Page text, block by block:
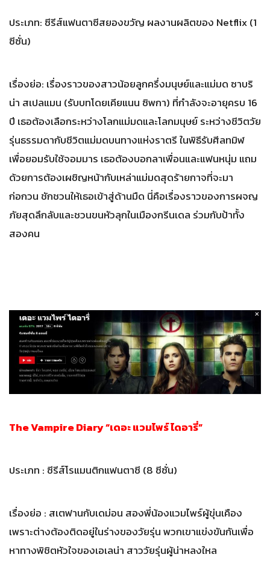
ประเภท: ซีรีส์แฟนตาซีสยองขวัญ ผลงานผลิตของ Netflix (1
ซีซั่น)
เรื่องย่อ: เรื่องราวของสาวน้อยลูกครึ่งมนุษย์และแม่มด ซาบริ
น่า สเปลแมน (รับบทโดยเคียแนน ซิพกา) ที่กำลังจะอายุครบ 16
ปี เธอต้องเลือกระหว่างโลกแม่มดและโลกมนุษย์ ระหว่างชีวิตวัย
รุ่นธรรมดากับชีวิตแม่มดบนทางแห่งราตรี ในพิธีรับศีลทมิฬ
เพื่อยอมรับใช้จอมมาร เธอต้องบอกลาเพื่อนและแฟนหนุ่ม แถม
ด้วยการต้องเผชิญหน้ากับเหล่าแม่มดสุดร้ายกาจที่จะมา
ก่อกวน ชักชวนให้เธอเข้าสู่ด้านมืด นี่คือเรื่องราวของการผจญ
ภัยสุดลึกลับและชวนขนหัวลุกในเมืองกรีนเดล ร่วมกับป้าทั้ง
สองคน
The Vampire Diary “เดอะ แวมไพร์ ไดอารี่”
ประเภท : ซีรีส์โรแมนติกแฟนตาซี (8 ซีซั่น)
เรื่องย่อ : สเตฟานกับเดม่อน สองพี่น้องแวมไพร์ผู้ขุ่นเคือง
เพราะต่างต้องติดอยู่ในร่างของวัยรุ่น พวกเขาแข่งขันกันเพื่อ
หาทางพิชิตหัวใจของเอเลน่า สาววัยรุ่นผู้น่าหลงใหล